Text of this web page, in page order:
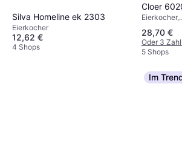
Silva Homeline ek 2303
Eierkocher
12,62 €
4 Shops
Cloer
Eierkocher,
(max): 3
28,70 €
Oder 3
5 Shops
Im